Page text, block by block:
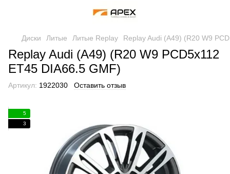
Диски Литые Литые Replay Replay Audi (A49) (R20 W9
Replay Audi (A49) (R20 W9 PCD5x112
ET45 DIA66.5 GMF)
Артикул: 1922030 Оставить отзыв
5
3